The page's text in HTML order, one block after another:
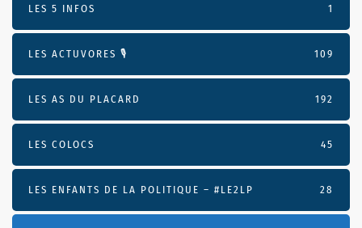
LES 5 INFOS 1
LES ACTUVORES 🎙 109
LES AS DU PLACARD 192
LES COLOCS 45
LES ENFANTS DE LA POLITIQUE – #LE2LP 28